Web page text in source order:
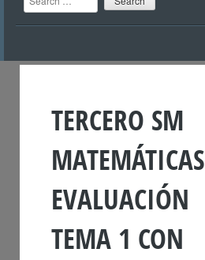
TERCERO SM
MATEMÁTICAS
EVALUACIÓN
TEMA 1 CON